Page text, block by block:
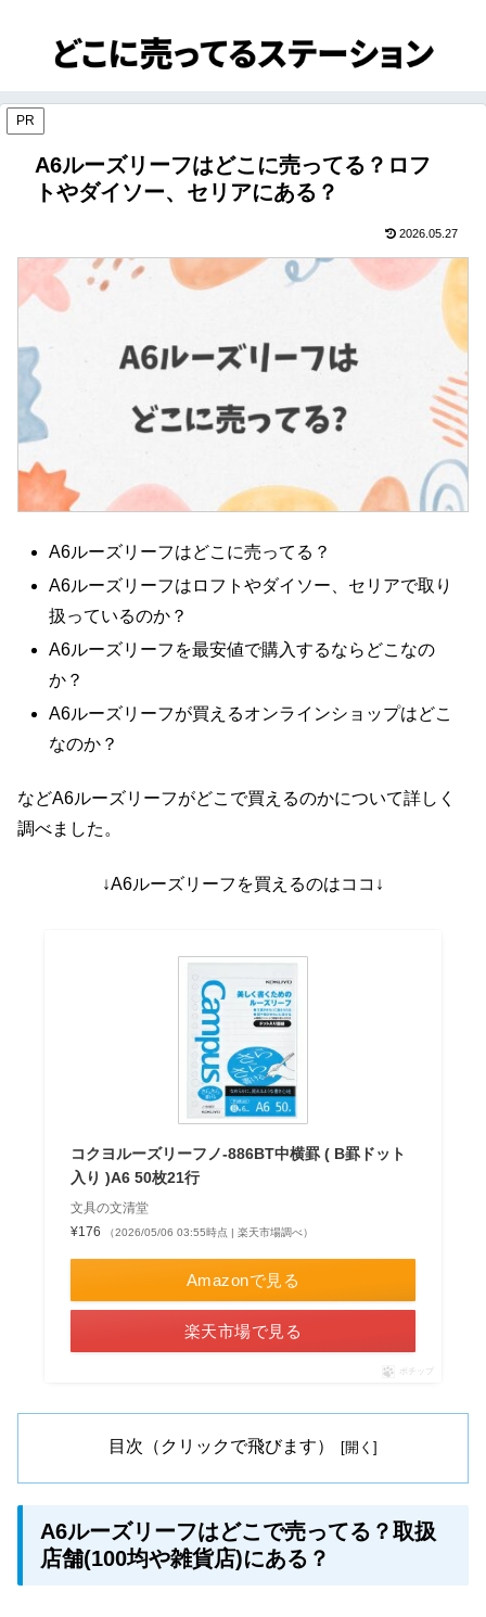
PR
A6ルーズリーフはどこに売ってる？ロフ
トやダイソー、セリアにある？
2026.05.27
A6ルーズリーフはどこに売ってる？
A6ルーズリーフはロフトやダイソー、セリアで取り
扱っているのか？
A6ルーズリーフを最安値で購入するならどこなの
か？
A6ルーズリーフが買えるオンラインショップはどこ
なのか？
などA6ルーズリーフがどこで買えるのかについて詳しく
調べました。
↓A6ルーズリーフを買えるのはココ↓
コクヨルーズリーフノ-886BT中横罫 ( B罫ドット
入り )A6 50枚21行
文具の文清堂
¥176
（2026/05/06 03:55時点 | 楽天市場調べ）
Amazonで見る
楽天市場で見る
ポチップ
目次（クリックで飛びます）
A6ルーズリーフはどこで売ってる？取扱
店舗(100均や雑貨店)にある？